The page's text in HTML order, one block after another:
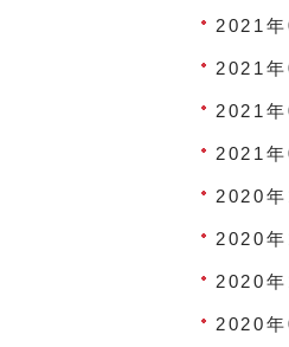
2021年
2021年
2021年
2021年
2020年
2020年
2020年
2020年